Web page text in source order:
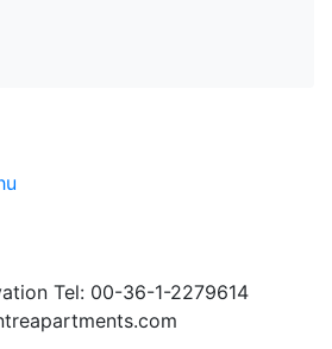
Tel: 00-36-1-2279614